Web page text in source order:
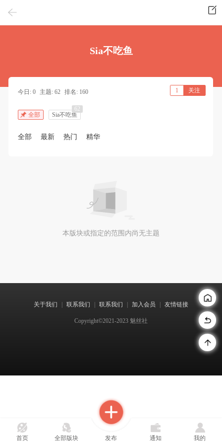
首页 全部版块 发布 通知 我的
Sia不吃鱼
今日: 0 主题: 62 排名: 160 1 关注
全部 Sia不吃鱼
62
全部 最新 热门 精华
本版块或指定的范围内尚无主题
关于我们 联系我们 联系我们 加入会员 友情链接
Copyright©2021-2023 魅丝社